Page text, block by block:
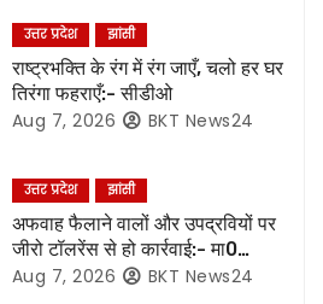
उत्तर प्रदेश झांसी
राष्ट्रभक्ति के रंग में रंग जाएँ, चलो हर घर
तिरंगा फहराएँ:- सीडीओ
Aug 7, 2026 BKT News24
उत्तर प्रदेश झांसी
अफवाह फैलाने वालों और उपद्रवियों पर
जीरो टॉलरेंस से हो कार्रवाई:- मा0
मुख्यमंत्री जी*
Aug 7, 2026 BKT News24